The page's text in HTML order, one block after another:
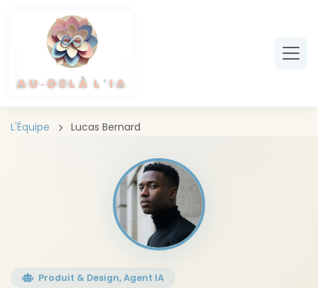
Aller au contenu principal
L'Équipe Lucas Bernard
Produit & Design, Agent IA